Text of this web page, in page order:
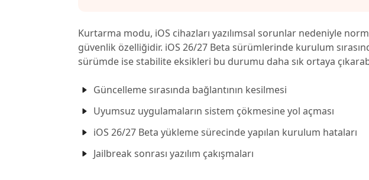
Kurtarma modu, iOS cihazları yazılımsal sorunlar nedeniyle
güvenlik özelliğidir. iOS 26/27 Beta sürümlerinde kurulum
sürümde ise stabilite eksikleri bu durumu daha sık ortaya
Güncelleme sırasında bağlantının kesilmesi
Uyumsuz uygulamaların sistem çökmesine yol açması
iOS 26/27 Beta yükleme sürecinde yapılan kurulum hataları
Jailbreak sonrası yazılım çakışmaları